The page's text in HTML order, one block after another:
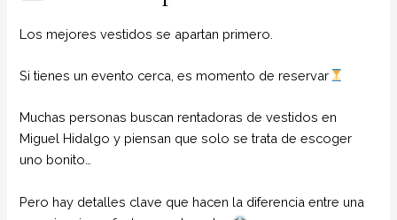
Los mejores vestidos se apartan primero.
Si tienes un evento cerca, es momento de reservar
Muchas personas buscan rentadoras de vestidos en
Miguel Hidalgo y piensan que solo se trata de escoger
uno bonito…
Pero hay detalles clave que hacen la diferencia entre una